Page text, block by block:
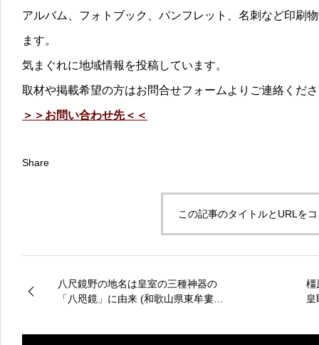
アルバム、フォトブック、パンフレット、名刺など印刷
ます。
気まぐれに地域情報を投稿しています。
取材や掲載希望の方はお問合せフォームよりご連絡くだ
＞＞お問い合わせ先＜＜
Share
この記事のタイトルとURLを
八尺鏡野の地名は皇室の三種神器の
「八咫鏡」に由来 (和歌山県東牟婁郡
橿